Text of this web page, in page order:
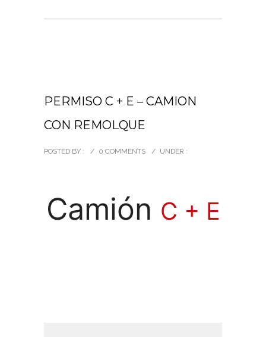
PERMISO C + E – CAMION
CON REMOLQUE
POSTED BY : / 0 COMMENTS / UNDER :
Camión C + E